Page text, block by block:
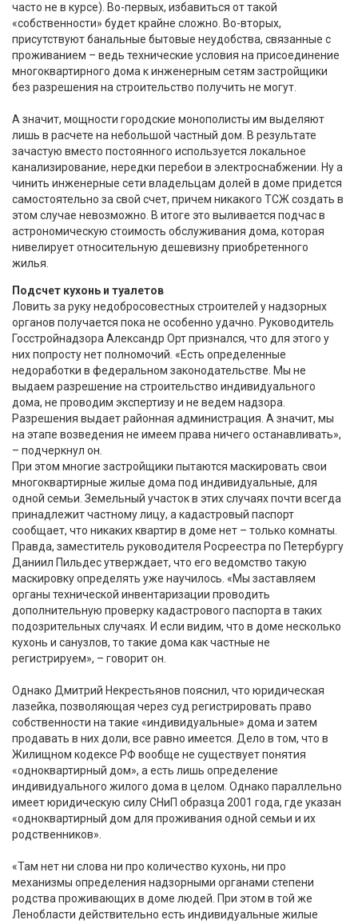
часто не в курсе). Во-первых, избавиться от такой
«собственности» будет крайне сложно. Во-вторых,
присутствуют банальные бытовые неудобства, связанные с
проживанием – ведь технические условия на присоединение
многоквартирного дома к инженерным сетям застройщики
без разрешения на строительство получить не могут.
А значит, мощности городские монополисты им выделяют
лишь в расчете на небольшой частный дом. В результате
зачастую вместо постоянного используется локальное
канализирование, нередки перебои в электроснабжении. Ну а
чинить инженерные сети владельцам долей в доме придется
самостоятельно за свой счет, причем никакого ТСЖ создать в
этом случае невозможно. В итоге это выливается подчас в
астрономическую стоимость обслуживания дома, которая
нивелирует относительную дешевизну приобретенного
жилья.
Подсчет кухонь и туалетов
Ловить за руку недобросовестных строителей у надзорных
органов получается пока не особенно удачно. Руководитель
Госстройнадзора Александр Орт признался, что для этого у
них попросту нет полномочий. «Есть определенные
недоработки в федеральном законодательстве. Мы не
выдаем разрешение на строительство индивидуального
дома, не проводим экспертизу и не ведем надзора.
Разрешения выдает районная администрация. А значит, мы
на этапе возведения не имеем права ничего останавливать»,
– подчеркнул он.
При этом многие застройщики пытаются маскировать свои
многоквартирные жилые дома под индивидуальные, для
одной семьи. Земельный участок в этих случаях почти всегда
принадлежит частному лицу, а кадастровый паспорт
сообщает, что никаких квартир в доме нет – только комнаты.
Правда, заместитель руководителя Росреестра по Петербургу
Даниил Пильдес утверждает, что его ведомство такую
маскировку определять уже научилось. «Мы заставляем
органы технической инвентаризации проводить
дополнительную проверку кадастрового паспорта в таких
подозрительных случаях. И если видим, что в доме несколько
кухонь и санузлов, то такие дома как частные не
регистрируем», – говорит он.
Однако Дмитрий Некрестьянов пояснил, что юридическая
лазейка, позволяющая через суд регистрировать право
собственности на такие «индивидуальные» дома и затем
продавать в них доли, все равно имеется. Дело в том, что в
Жилищном кодексе РФ вообще не существует понятия
«одноквартирный дом», а есть лишь определение
индивидуального жилого дома в целом. Однако параллельно
имеет юридическую силу СНиП образца 2001 года, где указан
«одноквартирный дом для проживания одной семьи и их
родственников».
«Там нет ни слова ни про количество кухонь, ни про
механизмы определения надзорными органами степени
родства проживающих в доме людей. При этом в той же
Ленобласти действительно есть индивидуальные жилые